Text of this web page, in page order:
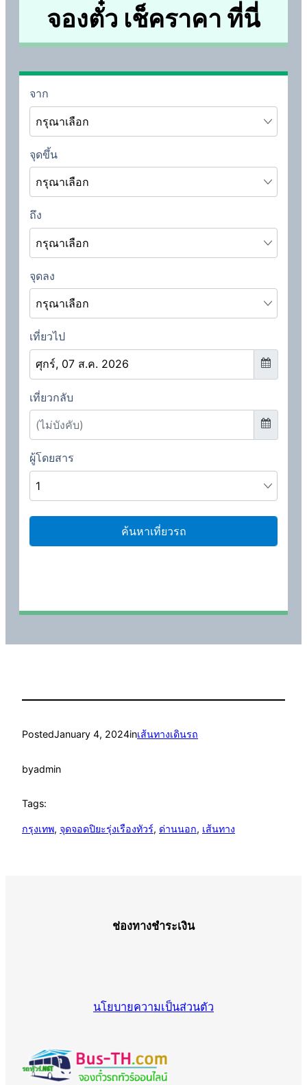
จองตั๋ว เช็คราคา ที่นี่
PostedJanuary 4, 2024inเส้นทางเดินรถ
byadmin
Tags:
กรุงเทพ, จุดจอดปิยะรุ่งเรืองทัวร์, ด่านนอก, เส้นทาง
ช่องทางชำระเงิน
นโยบายความเป็นส่วนตัว